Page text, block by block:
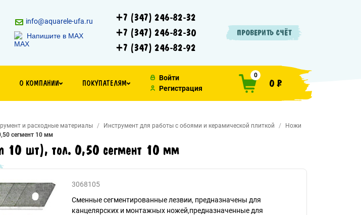
info@aquarele-ufa.ru
Напишите в MAX
+7 (347) 246-82-32
+7 (347) 246-82-30
+7 (347) 246-82-92
ПРОВЕРИТЬ СЧЁТ
О КОМПАНИИ ПОКУПАТЕЛЯМ
Войти
Регистрация
0
0 ₽
и расходные материалы Инструмент для работы с обоями и керамической плиткой
Ножи
сегмент 10 мм
10 шт), тол. 0,50 сегмент 10 мм
3068105
Сменные сегментированные лезвии, предназначены для
канцелярских и монтажных ножей,предназначенные для